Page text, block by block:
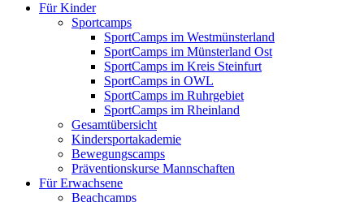
Für Kinder
Sportcamps
SportCamps im Westmünsterland
SportCamps im Münsterland Ost
SportCamps im Kreis Steinfurt
SportCamps in OWL
SportCamps im Ruhrgebiet
SportCamps im Rheinland
Gesamtübersicht
Kindersportakademie
Bewegungscamps
Präventionskurse Mannschaften
Für Erwachsene
Beachcamps